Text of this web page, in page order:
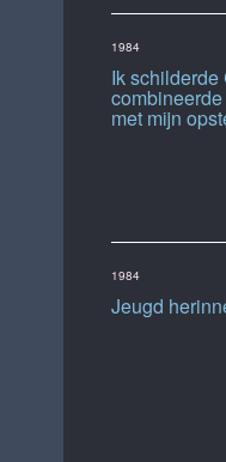
Ik schilderde
met mijn
1984
Jeugd
1984